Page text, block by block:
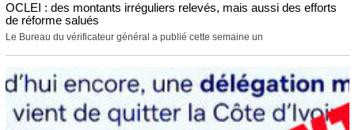
OCLEI : des montants irréguliers relevés, mais aussi des efforts
de réforme salués
Le Bureau du vérificateur général a publié cette semaine un